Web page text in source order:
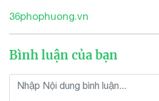
36phophuong.vn
Bình luận của bạn